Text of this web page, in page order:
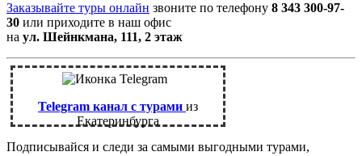
Заказывайте туры онлайн звоните по телефону 8 343 300-97-
30 или приходите в наш офис
на ул. Шейнкмана, 111, 2 этаж
Telegram канал с турами из
Екатеринбурга
Подписывайся и следи за самыми выгодными турами,